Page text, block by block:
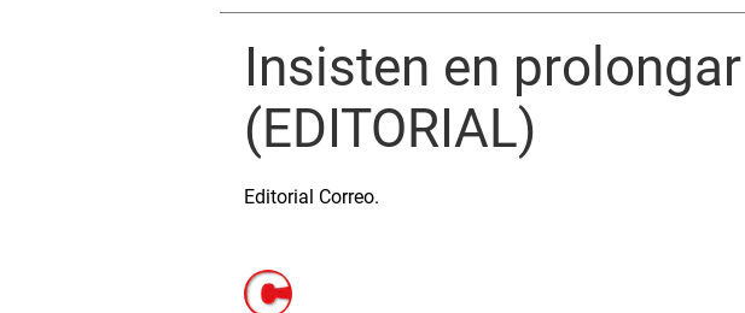
Insisten en
(EDITORIAL)
Editorial Correo.